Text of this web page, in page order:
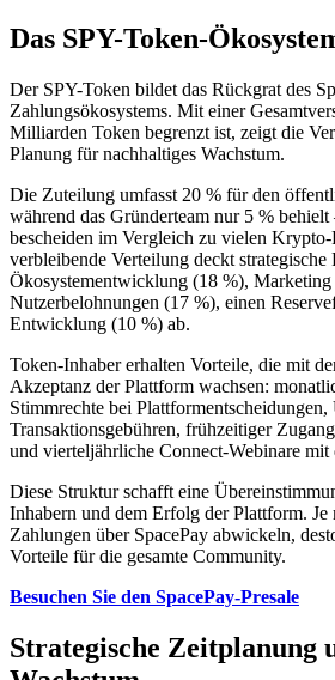
Das SPY-Token-
Der SPY-Token bildet das Rückgrat des
Zahlungsökosystems. Mit einer
Milliarden Token begrenzt ist, zeigt die
Planung für nachhaltiges Wachstum.
Die Zuteilung umfasst 20 % für den
während das Gründerteam nur 5 % behielt
bescheiden im Vergleich zu vielen
verbleibende Verteilung deckt strategische
Ökosystementwicklung (18 %), Marketing
Nutzerbelohnungen (17 %), einen
Entwicklung (10 %) ab.
Token-Inhaber erhalten Vorteile, die mit
Akzeptanz der Plattform wachsen:
Stimmrechte bei
Transaktionsgebühren, frühzeitiger
und vierteljährliche Connect-Webinare mit
Diese Struktur schafft eine
Inhabern und dem Erfolg der Plattform. Je
Zahlungen über SpacePay abwickeln,
Vorteile für die gesamte Community.
Besuchen Sie den SpacePay-Presale
Strategische Zeitplanung